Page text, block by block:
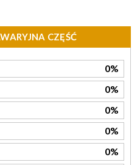
CZĘŚĆ
0%
0%
0%
0%
0%